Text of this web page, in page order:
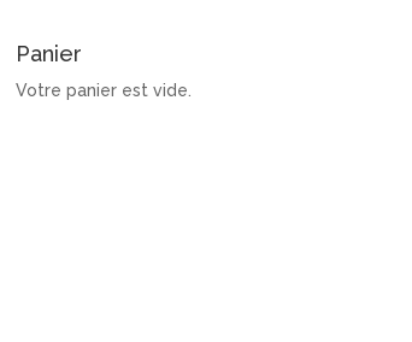
Panier
Votre panier est vide.